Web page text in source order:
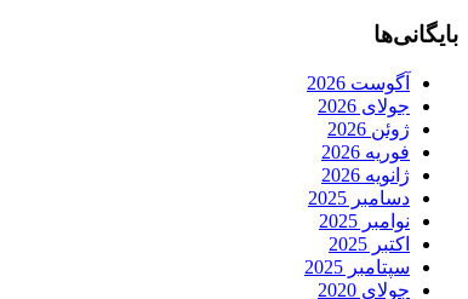
بایگانی‌ها
آگوست 2026
جولای 2026
ژوئن 2026
فوریه 2026
ژانویه 2026
دسامبر 2025
نوامبر 2025
اکتبر 2025
سپتامبر 2025
جولای 2020